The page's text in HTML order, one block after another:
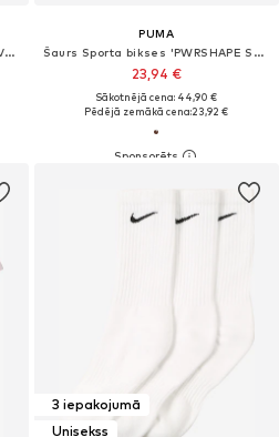
Šaurs Sporta bikses 'ONPRYA-WAVES-2'
PUMA
Šaurs Sporta bikses 'PWRSHAPE SUNDAY BLISS'
23,94 €
Sākotnējā cena: 44,90 €
Pēdējā zemākā cena:23,92 €
3 iepakojumā
Unisekss